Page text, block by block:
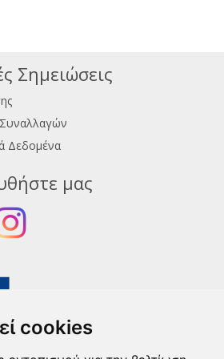
cookies
Σημειώσεις
Δεδομένα
μας